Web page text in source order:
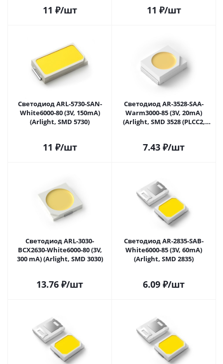
11 ₽/шт 11 ₽/шт
Светодиод ARL-5730-SAN-
White6000-80 (3V, 150mA)
(Arlight, SMD 5730)
11 ₽/шт
Светодиод AR-3528-SAA-
Warm3000-85 (3V, 20mA)
(Arlight, SMD 3528 (PLCC2,
7.43 ₽/шт
Светодиод ARL-3030-
BCX2630-White6000-80 (3V,
300 mA) (Arlight, SMD 3030)
13.76 ₽/шт
Светодиод AR-2835-SAB-
White6000-85 (3V, 60mA)
(Arlight, SMD 2835)
6.09 ₽/шт